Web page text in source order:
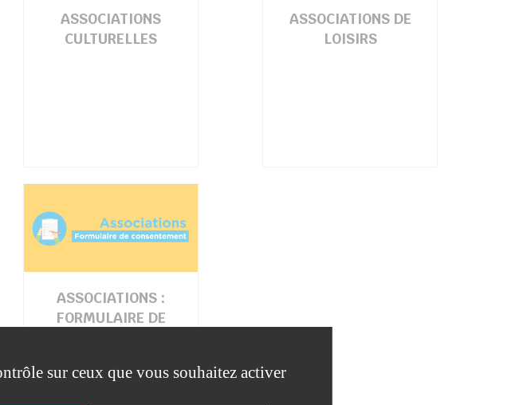
ASSOCIATIONS
CULTURELLES
ASSOCIATIONS DE
LOISIRS
ASSOCIATIONS :
FORMULAIRE DE
COORDONNÉES
sur ceux que vous souhaitez activer